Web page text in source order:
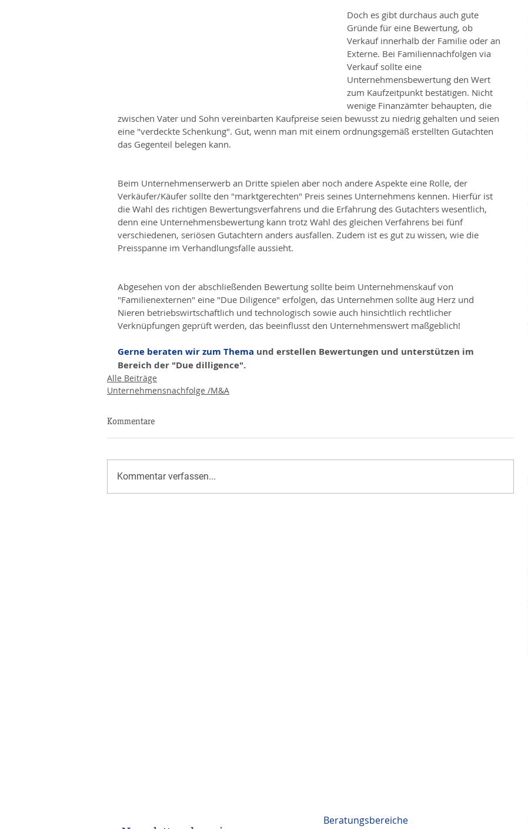
Doch es gibt durchaus auch gute
Gründe für eine Bewertung, ob
Verkauf innerhalb der Familie oder an
Externe. Bei Familiennachfolgen via
Verkauf sollte eine
Unternehmensbewertung den Wert
zum Kaufzeitpunkt bestätigen. Nicht
wenige Finanzämter behaupten, die
zwischen Vater und Sohn vereinbarten Kaufpreise seien bewusst zu niedrig gehalten und seien
eine "verdeckte Schenkung". Gut, wenn man mit einem ordnungsgemäß erstellten Gutachten
das Gegenteil belegen kann.
Beim Unternehmenserwerb an Dritte spielen aber noch andere Aspekte eine Rolle, der
Verkäufer/Käufer sollte den "marktgerechten" Preis seines Unternehmens kennen. Hierfür ist
die Wahl des richtigen Bewertungsverfahrens und die Erfahrung des Gutachters wesentlich,
denn eine Unternehmensbewertung kann trotz Wahl des gleichen Verfahrens bei fünf
verschiedenen, seriösen Gutachtern anders ausfallen. Zudem ist es gut zu wissen, wie die
Preisspanne im Verhandlungsfalle aussieht.
Abgesehen von der abschließenden Bewertung sollte beim Unternehmenskauf von
"Familienexternen" eine "Due Diligence" erfolgen, das Unternehmen sollte äug Herz und
Nieren betriebswirtschaftlich und technologisch sowie auch hinsichtlich rechtlicher
Verknüpfungen geprüft werden, das beeinflusst den Unternehmenswert maßgeblich!
Gerne beraten wir zum Thema und erstellen Bewertungen und unterstützen im
Bereich der "Due dilligence".
Alle Beiträge
Unternehmensnachfolge /M&A
Kommentare
Kommentar verfassen...
Beratungsbereiche